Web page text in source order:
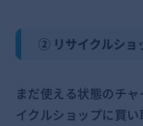
② リサイクルショ
まだ使える状態のチ
イクルショップに買